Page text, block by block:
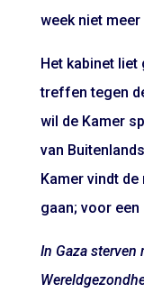
week niet meer
Het kabinet liet
treffen tegen
wil de Kamer
van
Kamer vindtde
gaan; voor een
In Gaza sterven